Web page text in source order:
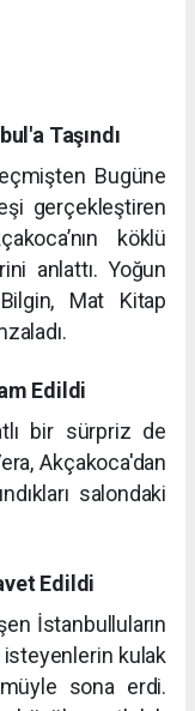
Taşındı
Bugüne
gerçekleştiren
köklü
anlattı. Yoğun
Mat Kitap
Edildi
bir sürpriz de
Akçakoca'dan
salondaki
Edildi
İstanbulluların
isteyenlerin kulak
sona erdi.